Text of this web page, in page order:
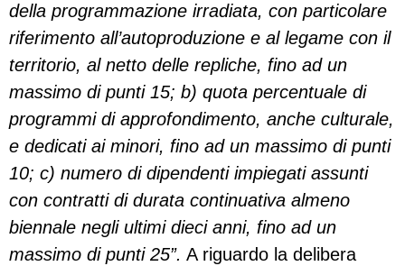
della programmazione irradiata, con particolare
riferimento all’autoproduzione e al legame con il
territorio, al netto delle repliche, fino ad un
massimo di punti 15; b) quota percentuale di
programmi di approfondimento, anche culturale,
e dedicati ai minori, fino ad un massimo di punti
10; c) numero di dipendenti impiegati assunti
con contratti di durata continuativa almeno
biennale negli ultimi dieci anni, fino ad un
massimo di punti 25”. A riguardo la delibera